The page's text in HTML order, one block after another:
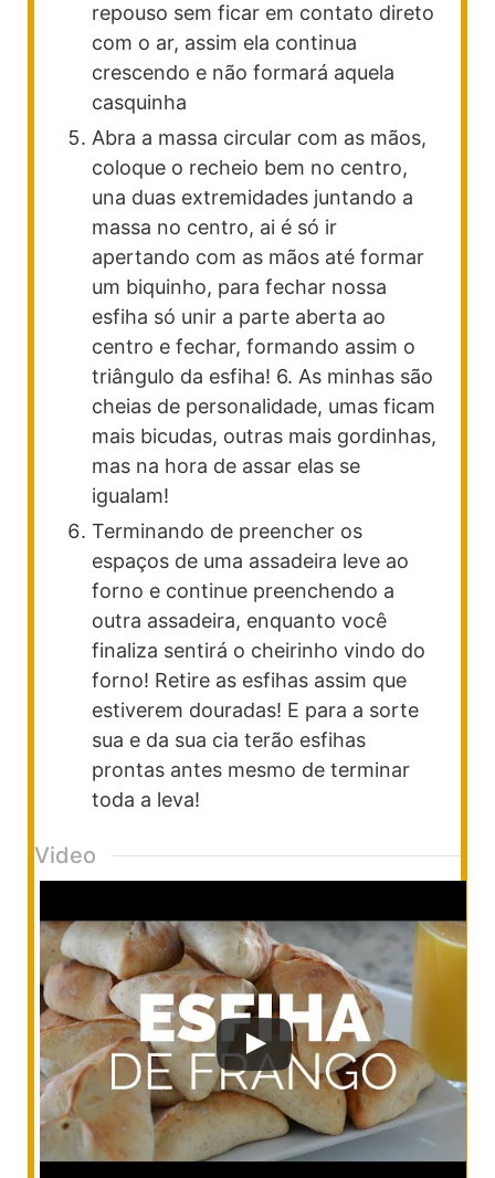
repouso sem ficar em contato direto
com o ar, assim ela continua
crescendo e não formará aquela
casquinha
Abra a massa circular com as mãos,
coloque o recheio bem no centro,
una duas extremidades juntando a
massa no centro, ai é só ir
apertando com as mãos até formar
um biquinho, para fechar nossa
esfiha só unir a parte aberta ao
centro e fechar, formando assim o
triângulo da esfiha! 6. As minhas são
cheias de personalidade, umas ficam
mais bicudas, outras mais gordinhas,
mas na hora de assar elas se
igualam!
Terminando de preencher os
espaços de uma assadeira leve ao
forno e continue preenchendo a
outra assadeira, enquanto você
finaliza sentirá o cheirinho vindo do
forno! Retire as esfihas assim que
estiverem douradas! E para a sorte
sua e da sua cia terão esfihas
prontas antes mesmo de terminar
toda a leva!
Video